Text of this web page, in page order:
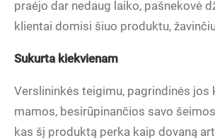
praėjo dar nedaug laiko, pašnekovė
klientai domisi šiuo produktu,
Sukurta kiekvienam
Verslininkės teigimu, pagrindinės jos
mamos, besirūpinančios savo
kas šį produktą perka kaip dovaną